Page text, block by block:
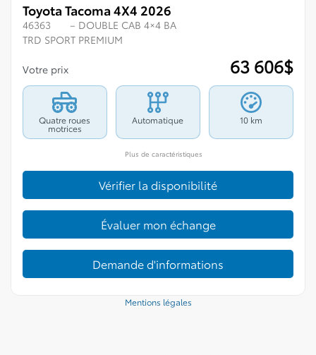
Toyota Tacoma 4X4 2026
46363
– DOUBLE CAB 4×4 BA
TRD SPORT PREMIUM
Votre prix 63 606$
Quatre roues
motrices
Automatique 10 km
Plus de caractéristiques
Vérifier la disponibilité
Évaluer mon échange
Demande d'informations
Mentions légales